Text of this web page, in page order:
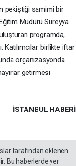
pekiştiği samimi bir
Müdürü Süreyya
programda,
birlikte iftar
organizasyonda
getirmesi
İSTANBUL HABERİ
tarafından eklenen
Bu haberlerde yer